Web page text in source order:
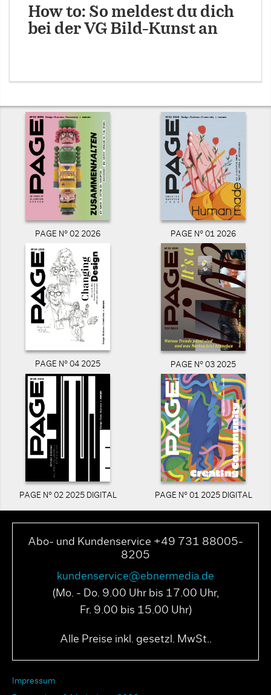
How to: So meldest du dich
bei der VG Bild-Kunst an
PAGE N° 02 2026 PAGE N° 01 2026
PAGE N° 04 2025 PAGE N° 03 2025
PAGE N° 02 2025 DIGITAL PAGE N° 01 2025 DIGITAL
Abo- und Kundenservice +49 731 88005-
8205
kundenservice@ebnermedia.de
(Mo. - Do. 9.00 Uhr bis 17.00 Uhr,
Fr. 9.00 bis 15.00 Uhr)
Alle Preise inkl. gesetzl. MwSt..
Impressum